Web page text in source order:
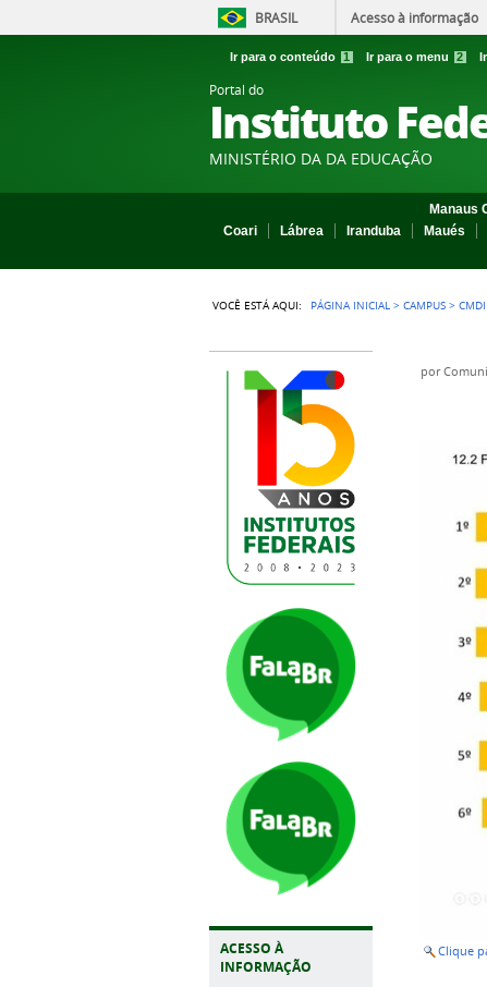
BRASIL Acesso à informação
Ir para o conteúdo 1 Ir para o menu 2
Portal do
Instituto
MINISTÉRIO DA DA EDUCAÇÃO
Manaus
Coari
Lábrea Iranduba Maués
VOCÊ ESTÁ AQUI: PÁGINA INICIAL >CAMPUS >CMDI
ACESSO À
INFORMAÇÃO
por
Clique